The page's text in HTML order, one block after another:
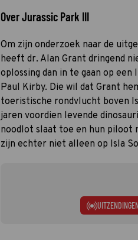
Over Jurassic Park III
Om zijn onderzoek naar de
heeft dr. Alan Grant dringend
oplossing dan in te gaan op
Paul Kirby. Die wil dat Grant
toeristische rondvlucht boven
jaren voordien levende
noodlot slaat toe en hun piloot
zijn echter niet alleen op Isla
UITZENDINGEN